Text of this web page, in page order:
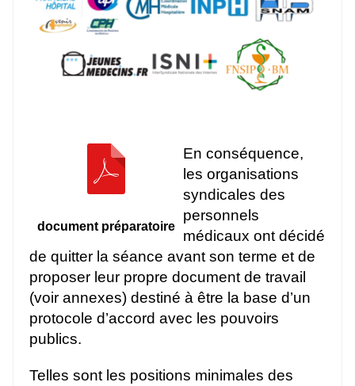
document préparatoire
En conséquence,
les organisations
syndicales des
personnels
médicaux ont décidé
de quitter la séance avant son terme et de
proposer leur propre document de travail
(voir annexes) destiné à être la base d’un
protocole d’accord avec les pouvoirs
publics.
Telles sont les positions minimales des